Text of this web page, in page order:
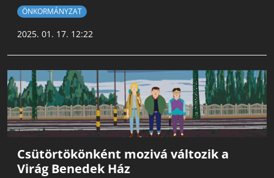
ÖNKORMÁNYZAT
2025. 01. 17. 12:22
Csütörtökönként mozivá változik a
Virág Benedek Ház